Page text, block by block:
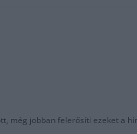
még jobban felerősíti ezeket a